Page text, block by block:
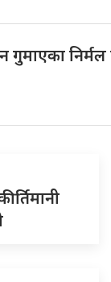
गुमाएका निर्मल